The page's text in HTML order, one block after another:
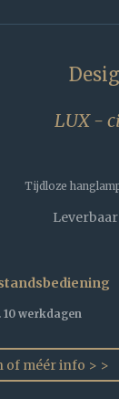
LUX -
Tijdloze
werkdagen
of méér info > >